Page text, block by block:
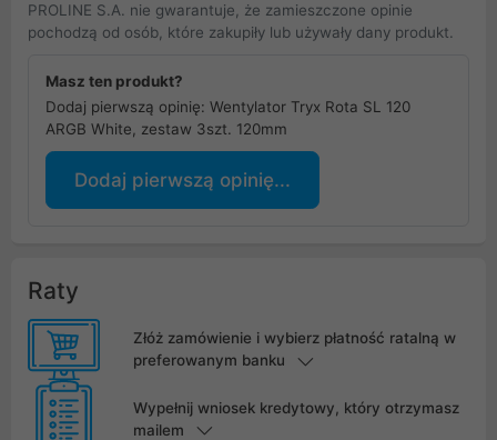
PROLINE S.A. nie gwarantuje, że zamieszczone opinie
pochodzą od osób, które zakupiły lub używały dany produkt.
Masz ten produkt?
Dodaj pierwszą opinię: Wentylator Tryx Rota SL 120
ARGB White, zestaw 3szt. 120mm
Dodaj pierwszą opinię...
Raty
Złóż zamówienie i wybierz płatność ratalną w
preferowanym banku
Wypełnij wniosek kredytowy, który otrzymasz
mailem